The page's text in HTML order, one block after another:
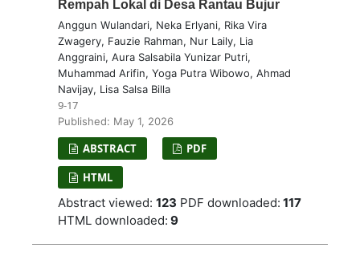
Rempah Lokal di Desa Rantau Bujur
Anggun Wulandari, Neka Erlyani, Rika Vira
Zwagery, Fauzie Rahman, Nur Laily, Lia
Anggraini, Aura Salsabila Yunizar Putri,
Muhammad Arifin, Yoga Putra Wibowo, Ahmad
Navijay, Lisa Salsa Billa
9-17
Published: May 1, 2026
ABSTRACT
PDF
HTML
Abstract viewed: 123 PDF downloaded: 117
HTML downloaded: 9